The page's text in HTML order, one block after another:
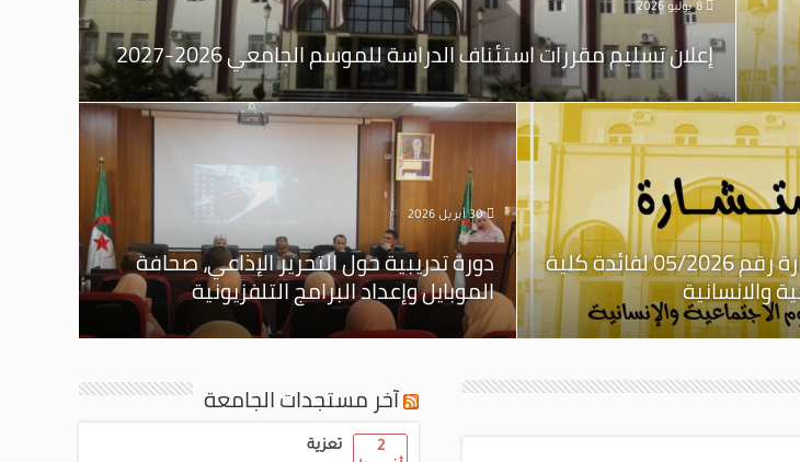
8 يوليو 2026
إعلان تسليم مقررات استئناف الدراسة للموسم الجامعي 2026-2027
اعلان عن استشارة رقم 05/2026 لفائدة كلية
والانسانية
30 أبريل 2026
دورة تدريبية حول التحرير الإذاعي، صحافة
الموبايل وإعداد البرامج التلفزيونية
آخر مستجدات الجامعة
تعزية
2